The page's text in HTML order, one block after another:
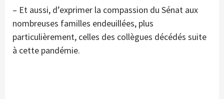
– Et aussi, d’exprimer la compassion du Sénat aux
nombreuses familles endeuillées, plus
particulièrement, celles des collègues décédés suite
à cette pandémie.